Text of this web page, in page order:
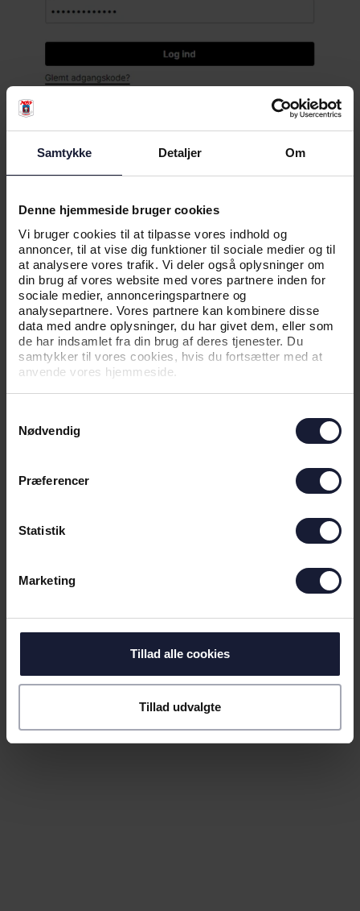
Samtykke Detaljer Om
Denne hjemmeside bruger cookies
Vi bruger cookies til at tilpasse vores indhold og
annoncer, til at vise dig funktioner til sociale medier og til
at analysere vores trafik. Vi deler også oplysninger om
din brug af vores website med vores partnere inden for
sociale medier, annonceringspartnere og
analysepartnere. Vores partnere kan kombinere disse
data med andre oplysninger, du har givet dem, eller som
de har indsamlet fra din brug af deres tjenester. Du
samtykker til vores cookies, hvis du fortsætter med at
anvende vores hjemmeside.
Nødvendig
Præferencer
Statistik
Marketing
Tillad alle cookies
Tillad udvalgte
Findes din bruger ikke?
Hvis du forsøger at nulstille dit kodeord, kan du
blive mødt af nedenstående besked:
Opretter du en ny bruger, skal du blot bruge den
billet.agf.dk.